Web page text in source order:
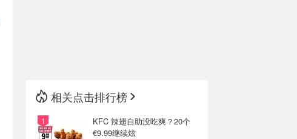
相关点击排行榜
KFC 辣翅自助没吃爽？20个
€9.99继续炫